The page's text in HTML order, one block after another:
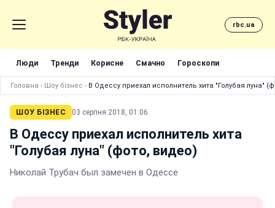
rbc.ua
Люди Тренди Корисне Смачно Гороскопи
Головна › Шоу бізнес › В Одессу приехал исполнитель хита "Голубая луна"
ШОУ БІЗНЕС 03 серпня 2018, 01:06
В Одессу приехал исполнитель хита
"Голубая луна" (фото, видео)
Николай Трубач был замечен в Одессе